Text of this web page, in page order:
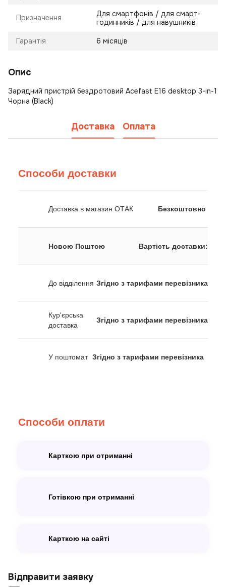
Призначення
Для смартфонів / для смарт-
годинників / для навушників
Гарантія 6 місяців
Опис
Зарядний пристрій бездротовий Acefast E16 desktop 3-in-1
Чорна (Black)
Доставка Оплата
Способи доставки
Доставка в магазин ОТАК Безкоштовно
Новою Поштою Вартість доставки:
До відділення Згідно з тарифами перевізника
Кур'єрська
доставка
Згідно з тарифами перевізника
У поштомат Згідно з тарифами перевізника
Способи оплати
Карткою при отриманні
Готівкою при отриманні
Карткою на сайті
Відправити заявку